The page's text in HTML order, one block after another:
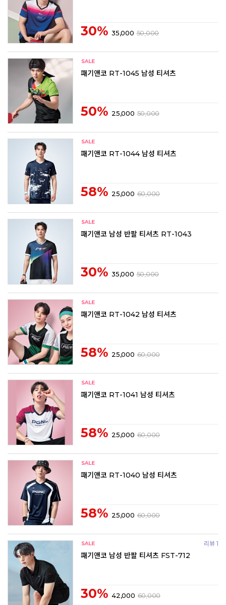
30% 35,000 50,000
패기앤코 RT-1045 남성 티셔츠
50% 25,000 50,000
패기앤코 RT-1044 남성 티셔츠
58% 25,000 60,000
패기앤코 남성 반팔 티셔츠 RT-1043
30% 35,000 50,000
패기앤코 RT-1042 남성 티셔츠
58% 25,000 60,000
패기앤코 RT-1041 남성 티셔츠
58% 25,000 60,000
패기앤코 RT-1040 남성 티셔츠
58% 25,000 60,000
리뷰 1
패기앤코 남성 반팔 티셔츠 FST-712
30% 42,000 60,000